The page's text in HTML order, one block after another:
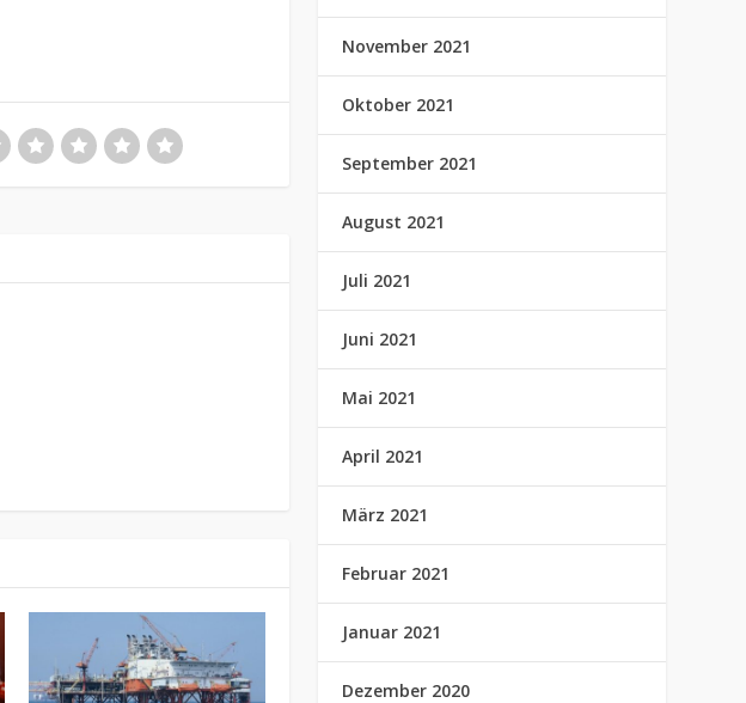
November 2021
Oktober 2021
September 2021
August 2021
Juli 2021
Juni 2021
Mai 2021
April 2021
März 2021
Februar 2021
Januar 2021
Dezember 2020